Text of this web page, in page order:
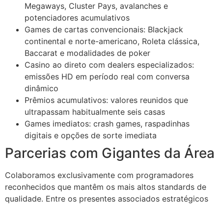
panel
Panel
Panel
oku
Panel
Panel
panel
Oku
Megaways, Cluster Pays, avalanches e
potenciadores acumulativos
Games de cartas convencionais: Blackjack
continental e norte-americano, Roleta clássica,
Baccarat e modalidades de poker
Casino ao direto com dealers especializados:
emissões HD em período real com conversa
dinâmico
Prêmios acumulativos: valores reunidos que
ultrapassam habitualmente seis casas
Games imediatos: crash games, raspadinhas
digitais e opções de sorte imediata
Parcerias com Gigantes da Área
Colaboramos exclusivamente com programadores
reconhecidos que mantêm os mais altos standards de
qualidade. Entre os presentes associados estratégicos